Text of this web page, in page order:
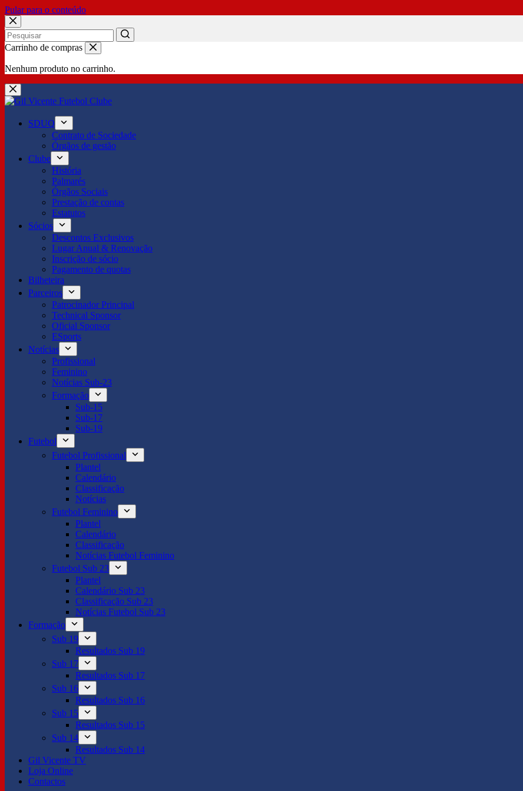
Pular para o conteúdo
No
Carrinho de compras
Nenhum produto no carrinho.
SDUQ
Contrato de Sociedade
Órgãos de gestão
Clube
História
Palmarés
Órgãos Sociais
Prestação de contas
Estatutos
Sócios
Descontos Exclusivos
Lugar Anual & Renovação
Inscrição de sócio
Pagamento de quotas
Bilheteira
Parceiros
Patrocinador Principal
Technical Sponsor
Oficial Sponsor
ESports
Notícias
Profissional
Feminino
Notícias Sub-23
Formação
Sub-15
Sub-17
Sub-19
Futebol
Futebol Profissional
Plantel
Calendário
Classificação
Notícias
Futebol Feminino
Plantel
Calendário
Classificação
Notícias Futebol Feminino
Futebol Sub 23
Plantel
Calendário Sub 23
Classificação Sub 23
Notícias Futebol Sub 23
Formação
Sub 19
Resultados Sub 19
Sub 17
Resultados Sub 17
Sub 16
Resultados Sub 16
Sub 15
Resultados Sub 15
Sub 14
Resultados Sub 14
Gil Vicente TV
Loja Online
Contactos